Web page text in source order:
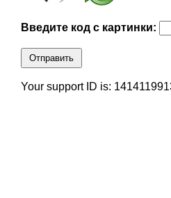
Введите код с картинки:
Отправить
Your support ID is: